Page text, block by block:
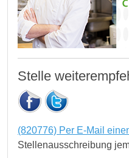
Stelle
(820776) Per E-Mail
Stellenausschreibung